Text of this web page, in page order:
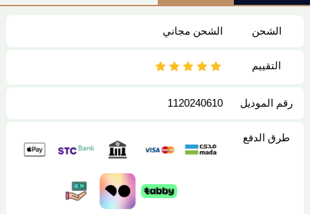
الشحن الشحن مجاني
التقييم
رقم الموديل 1120240610
طرق الدفع